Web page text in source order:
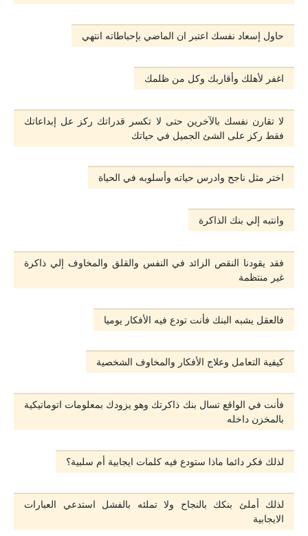
حاول إسعاد نفسك اعتبر ان الماضي بإحباطاته انتهي
اغفر لأهلك وأقاربك وكل من ظلمك
لا تقارن نفسك بالآخرين حتى لا تكسر قدراتك ركز عل إبداعاتك
فقط ركز على الشئ الجميل في حياتك
اختر مثل ناجح وادرس حياته وأسلوبه في الحياة
وانتبه إلي بنك الذاكرة
فقد يقودنا النقص الزائد في النفس والقلق والمخاوف إلي ذاكرة
غير منتظمة
فالعقل يشبه البنك فأنت تودع فيه الأفكار يوميا
كيفية التعامل وعلاج الأفكار والمخاوف الشخصية
فأنت في الواقع تسال بنك ذاكرتك وهو يزودك بمعلومات اتوماتيكية
بالمخزن داخله
لذلك فكر دائما ماذا ستودع فيه كلمات ايجابية أم سلبية؟
لذلك أملئ بنكك بالنجاح ولا تملئه بالفشل استدعي العبارات
الايجابية